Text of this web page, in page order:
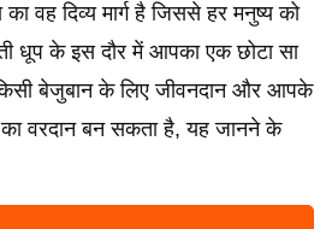
वह दिव्य मार्ग है जिससे हर मनुष्य को
धूप के इस दौर में आपका एक छोटा सा
बेजुबान के लिए जीवनदान और आपके
वरदान बन सकता है, यह जानने के